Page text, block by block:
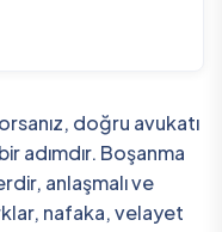
doğru avukatı
adımdır. Boşanma
anlaşmalı ve
nafaka, velayet